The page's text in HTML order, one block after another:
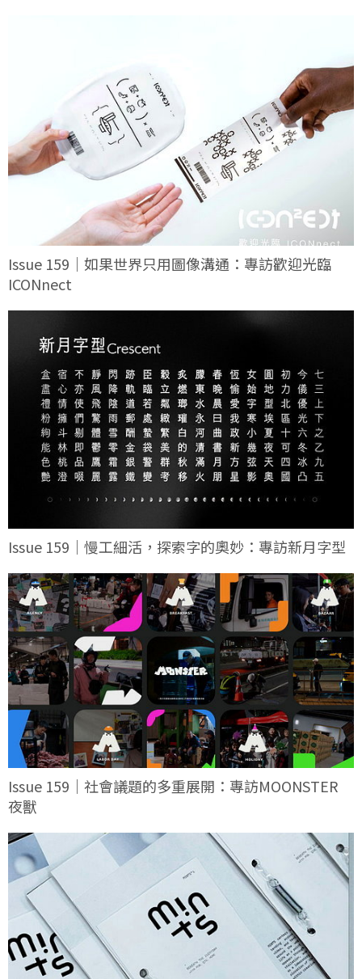
Issue 159｜如果世界只用圖像溝通：專訪歡迎光臨
ICONnect
Issue 159｜慢工細活，探索字的奧妙：專訪新月字型
Issue 159｜社會議題的多重展開：專訪MOONSTER
夜獸